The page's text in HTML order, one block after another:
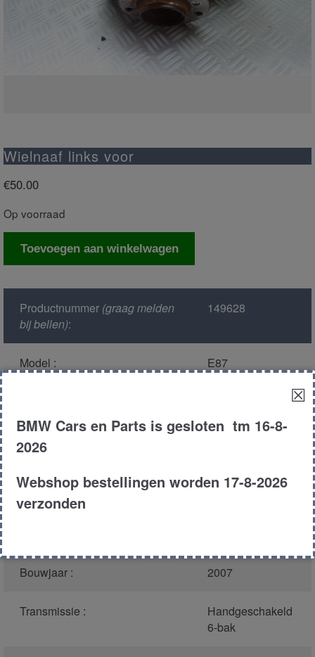
Wielnaaf links voor
€50.00
Op voorraad
Wielnaaf
Toevoegen aan winkelwagen
Productnummer(graag melden
bij bellen):
149628
Model : E87
graphite
Carroserie :
Motor type :
Bouwjaar : 2007
Transmissie :
Handgeschakeld
6-bak
☒
BMW Cars en Parts is gesloten tm 16-8-
2026
Webshop bestellingen worden 17-8-2026
verzonden